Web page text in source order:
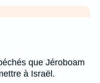
que Jéroboam
à Israël.